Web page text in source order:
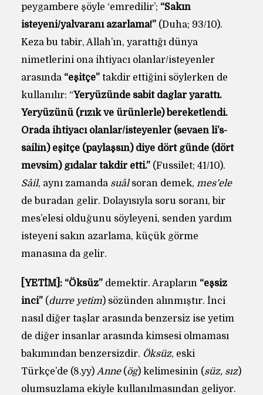
peygambere şöyle ‘emredilir’; “Sakın
isteyeni/yalvaranı azarlama!”(Duha; 93/10).
Keza bu tabir, Allah’ın, yarattığı dünya
nimetlerini ona ihtiyacı olanlar/isteyenler
arasında “eşitçe”takdir ettiğini söylerken de
kullanılır: “Yeryüzünde sabit dağlar yarattı.
Yeryüzünü (rızık ve ürünlerle) bereketlendi.
Orada ihtiyacı olanlar/isteyenler (sevaen li’s-
sâilîn) eşitçe (paylaşsın) diye dört günde (dört
mevsim) gıdalar takdir etti.”(Fussilet; 41/10).
Sâil, aynı zamanda suâlsoran demek, mes’ele
de buradan gelir. Dolayısıyla soru soranı, bir
mes’elesi olduğunu söyleyeni, senden yardım
isteyeni sakın azarlama, küçük görme
manasına da gelir.
[YETİM]: “Öksüz”demektir. Arapların “eşsiz
inci”(durre yetim) sözünden alınmıştır. İnci
nasıl diğer taşlar arasında benzersiz ise yetim
de diğer insanlar arasında kimsesi olmaması
bakımından benzersizdir. Öksüz, eski
Türkçe’de (8.yy) Anne(ög) kelimesinin (süz, sız)
olumsuzlama ekiyle kullanılmasından geliyor.